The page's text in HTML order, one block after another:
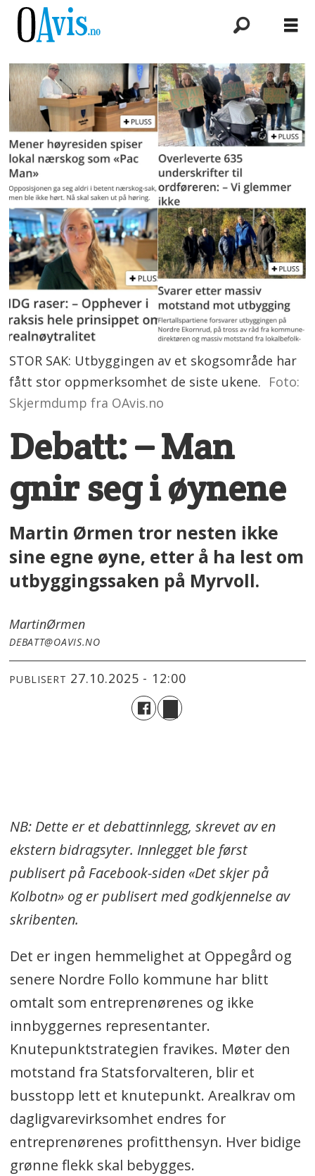
STOR SAK: Utbyggingen av et skogsområde har
fått stor oppmerksomhet de siste ukene. Foto:
Skjermdump fra OAvis.no
Debatt: – Man
gnir seg i øynene
Martin Ørmen tror nesten ikke
sine egne øyne, etter å ha lest om
utbyggingssaken på Myrvoll.
MartinØrmen
DEBATT@OAVIS.NO
PUBLISERT 27.10.2025 - 12:00
NB: Dette er et debattinnlegg, skrevet av en
ekstern bidragsyter. Innlegget ble først
publisert på Facebook-siden «Det skjer på
Kolbotn» og er publisert med godkjennelse av
skribenten.
Det er ingen hemmelighet at Oppegård og
senere Nordre Follo kommune har blitt
omtalt som entreprenørenes og ikke
innbyggernes representanter.
Knutepunktstrategien fravikes. Møter den
motstand fra Statsforvalteren, blir et
busstopp lett et knutepunkt. Arealkrav om
dagligvarevirksomhet endres for
entreprenørenes profitthensyn. Hver bidige
grønne flekk skal bebygges.